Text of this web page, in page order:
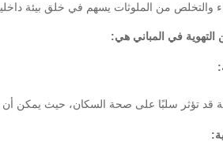
والتخلص من الملوثات يسهم في خلق بيئة
التهوية في المباني هي:
قد تؤثر سلبًا على صحة السكان، حيث يمكن